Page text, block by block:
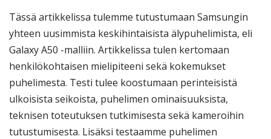
Tässä artikkelissa tulemme tutustumaan Samsungin
yhteen uusimmista keskihintaisista älypuhelimista, eli
Galaxy A50 -malliin. Artikkelissa tulen kertomaan
henkilökohtaisen mielipiteeni sekä kokemukset
puhelimesta. Testi tulee koostumaan perinteisistä
ulkoisista seikoista, puhelimen ominaisuuksista,
teknisen toteutuksen tutkimisesta sekä kameroihin
tutustumisesta. Lisäksi testaamme puhelimen